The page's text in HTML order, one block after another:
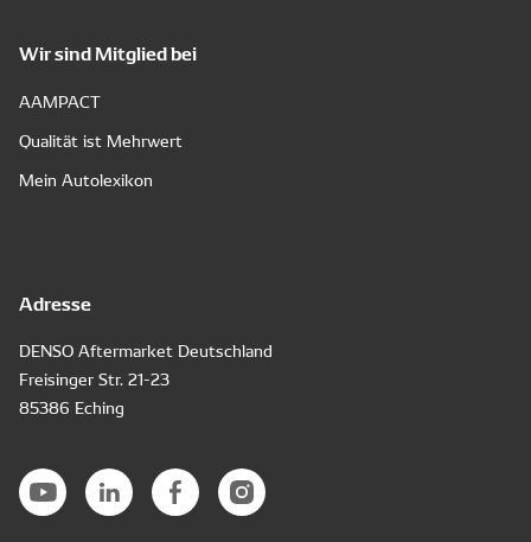
Wir sind Mitglied bei
AAMPACT
Qualität ist Mehrwert
Mein Autolexikon
Adresse
DENSO Aftermarket Deutschland
Freisinger Str. 21-23
85386 Eching